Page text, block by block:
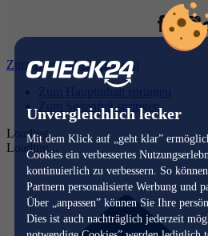
Unvergleichlich lecker
Mit dem Klick auf „geht klar”
Cookies ein verbessertes
kontinuierlich zu verbessern. So
Partnern personalisierte Werbung und
Über „anpassen” können Sie Ihre
Dies ist auch nachträglich jederzeit
Zum Hauptinhalt springen
Zum Hauptinhalt springen
Zum Seitenfuß springen
Loading...
Loading...